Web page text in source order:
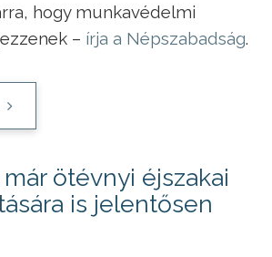
hogy munkavédelmi
– írja a Népszabadság.
ötévnyi éjszakai
is jelentősen